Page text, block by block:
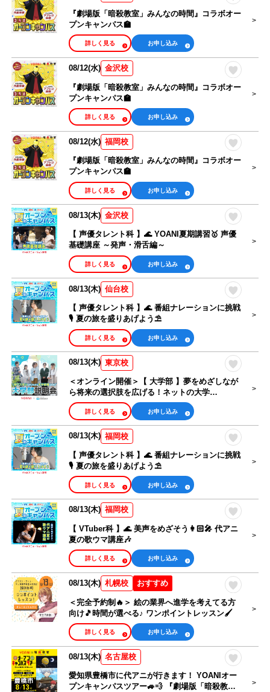
『劇場版「暗殺教室」みんなの時間』コラボオー
プンキャンパス🏫
お申し込み
詳しく見る
08/12(水) 金沢校
『劇場版「暗殺教室」みんなの時間』コラボオー
プンキャンパス🏫
お申し込み
詳しく見る
08/12(水) 福岡校
『劇場版「暗殺教室」みんなの時間』コラボオー
プンキャンパス🏫
お申し込み
詳しく見る
08/13(木) 金沢校
【 声優タレント科 】🌊 YOANI夏期講習🥇 声優
基礎講座 ～発声・滑舌編～
お申し込み
詳しく見る
08/13(木) 仙台校
【 声優タレント科 】🌊 番組ナレーションに挑戦
🎙 夏の旅を盛りあげよう⛱
お申し込み
詳しく見る
08/13(木) 東京校
＜オンライン開催＞【 大学部 】夢をめざしなが
ら将来の選択肢を広げる！ネットの大学
managara 説明会
お申し込み
詳しく見る
08/13(木) 福岡校
【 声優タレント科 】🌊 番組ナレーションに挑戦
🎙 夏の旅を盛りあげよう⛱
お申し込み
詳しく見る
08/13(木) 福岡校
【 VTuber科 】🌊 美声をめざそう👩🏻‍🎤 代アニ
夏の歌ウマ講座🎶
お申し込み
詳しく見る
おすすめ
08/13(木) 札幌校
＜完全予約制🔥＞ 絵の業界へ進学を考えてる方
向け🎵時間が選べる♪ ワンポイントレッスン🖌️
お申し込み
詳しく見る
08/13(木) 名古屋校
愛知県豊橋市に代アニが行きます！ YOANIオー
プンキャンパスツアー🚙💨 『劇場版「暗殺教